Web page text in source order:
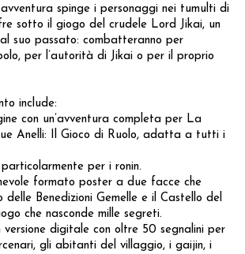
spinge i personaggi nei tumulti di
sotto il giogo del crudele Lord Jikai, un
suo passato: combatteranno per
per l’autorità di Jikai o per il proprio
include:
con un’avventura completa per La
Anelli: Il Gioco di Ruolo, adatta a tutti i
per i ronin.
formato poster a due facce che
Benedizioni Gemelle e il Castello del
che nasconde mille segreti.
digitale con oltre 50 segnalini per
gli abitanti del villaggio, i gaijin, i